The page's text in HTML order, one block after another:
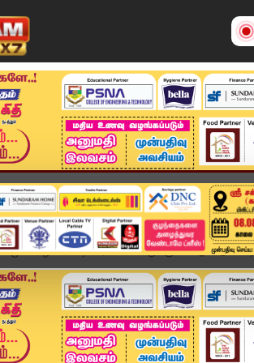
அண்மை தமிழ்நாடு சினிமா
ஈமு கோழி மோசடி.. உரிமையாளருக்கு 10 ஆண்டு